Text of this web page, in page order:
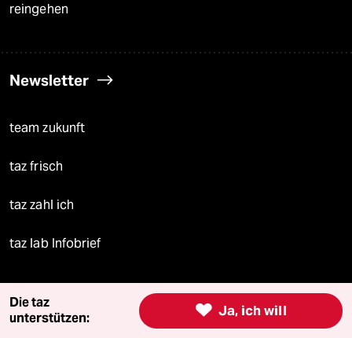
reingehen
Newsletter
team zukunft
taz frisch
taz zahl ich
taz lab Infobrief
Veranstaltungen  Ja, ich will
Die taz
unterstützen: